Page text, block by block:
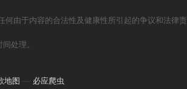
由于内容的合法性及健康性所引起的争议和法律责
处理。
地图 — 必应爬虫